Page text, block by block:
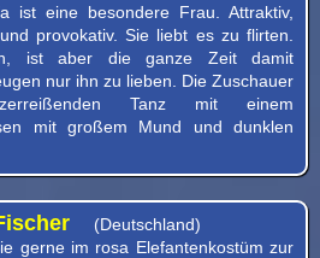
ist eine besondere Frau. Attraktiv,
provokativ. Sie liebt es zu flirten.
ist aber die ganze Zeit damit
nur ihn zu lieben. Die Zuschauer
Tanz mit einem
mit großem Mund und dunklen
(Deutschland)
gerne im rosa Elefantenkostüm zur